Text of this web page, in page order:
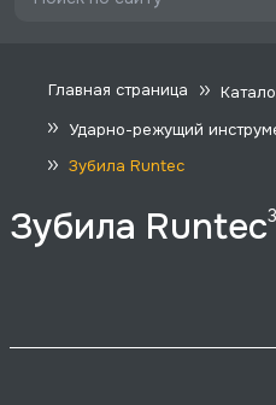
Главная страница
Ударно-режущий
Зубила Runtec
Зубила Runtec3